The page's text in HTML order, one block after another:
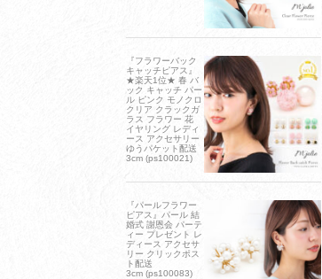
『フラワーバック
キャッチピアス』
★楽天1位★ 春 バ
ック キャッチ パー
ル ピンク モノクロ
クリア クラックガ
ラス フラワー 花
イヤリング レディ
ース アクセサリー
ゆうパケット配送
3cm (ps100021)
『パールフラワー
ピアス』パール 結
婚式 謝恩会 パーテ
ィー プレゼント レ
ディース アクセサ
リー クリックポス
ト配送
3cm (ps100083)